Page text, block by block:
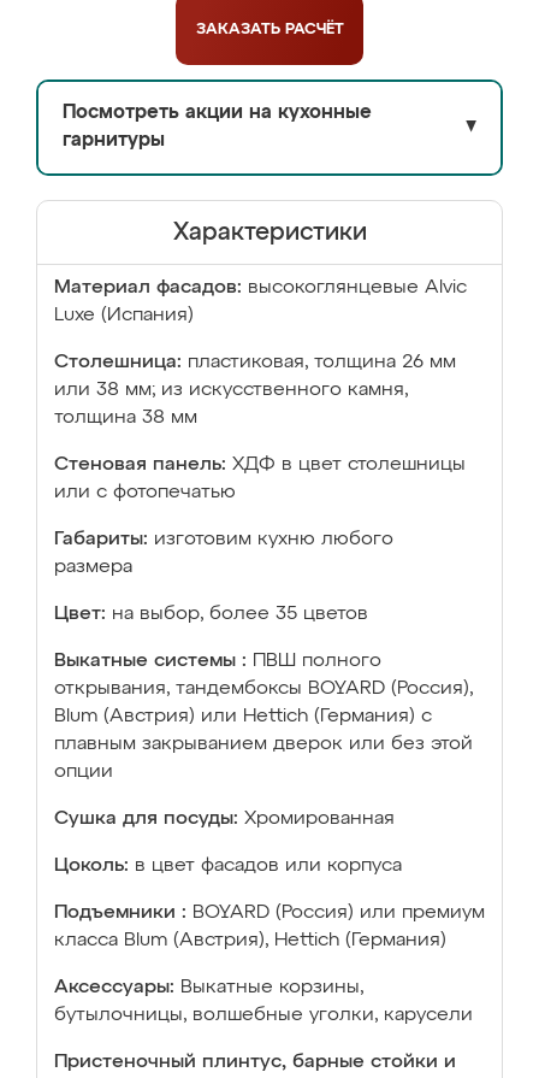
ЗАКАЗАТЬ РАСЧЁТ
Посмотреть акции на кухонные
гарнитуры
▼
Характеристики
Материал фасадов: высокоглянцевые Аlvic
Luxe (Испания)
Столешница: пластиковая, толщина 26 мм
или 38 мм; из искусственного камня,
толщина 38 мм
Стеновая панель: ХДФ в цвет столешницы
или с фотопечатью
Габариты: изготовим кухню любого
размера
Цвет: на выбор, более 35 цветов
Выкатные системы :
ПВШ полного
открывания, тандембоксы BOYARD (Россия),
Blum (Австрия) или Hettich (Германия) с
плавным закрыванием дверок или без этой
опции
Сушка для посуды: Хромированная
Цоколь: в цвет фасадов или корпуса
Подъемники : BOYARD (Россия) или премиум
класса Blum (Австрия), Hettich (Германия)
Аксессуары: Выкатные корзины,
бутылочницы, волшебные уголки, карусели
Пристеночный плинтус, барные стойки и